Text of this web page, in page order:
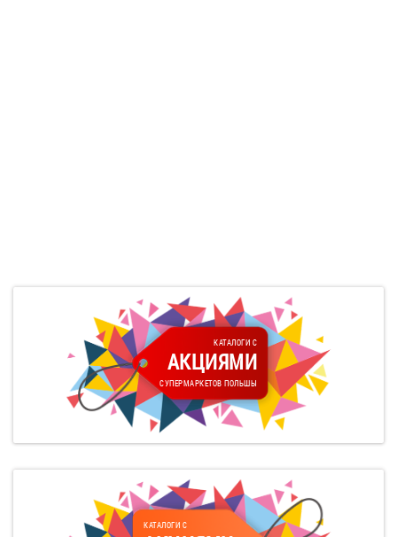
КАТАЛОГИ С
АКЦИЯМИ
СУПЕРМАРКЕТОВ ПОЛЬШЫ
КАТАЛОГИ С